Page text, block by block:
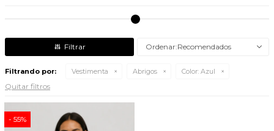
Recomendados
Filtrando por: Vestimenta Abrigos Color: Azul
Quitar filtros
55